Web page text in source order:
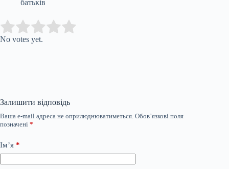
батьків
Rate this item:
No votes yet.
Залишити відповідь
Ваша e-mail адреса не оприлюднюватиметься. Обов’язкові поля
позначені *
Ім’я *